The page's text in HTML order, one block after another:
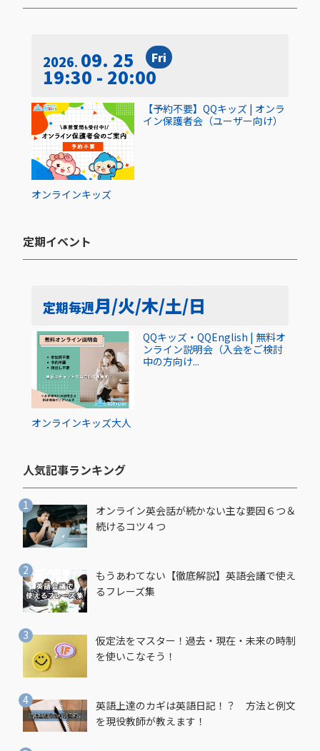
2026 09. 25 Fri
19:30 - 20:00
オンラインキッズ
【予約不要】QQキッズ | オンラ
イン保護者会（ユーザー向け）
定期イベント​
定期毎週月/火/木/土/日
オンラインキッズ大人
QQキッズ・QQEnglish | 無料オ
ンライン説明会（入会をご検討
中の方向け...
人気記事ランキング​
オンライン英会話が続かない主な要因６つ＆
続けるコツ４つ
もうあわてない【徹底解説】英語会議で使え
るフレーズ集
仮定法をマスター！過去・現在・未来の時制
を使いこなそう！
英語上達のカギは英語日記！？ 方法と例文
を現役教師が教えます！